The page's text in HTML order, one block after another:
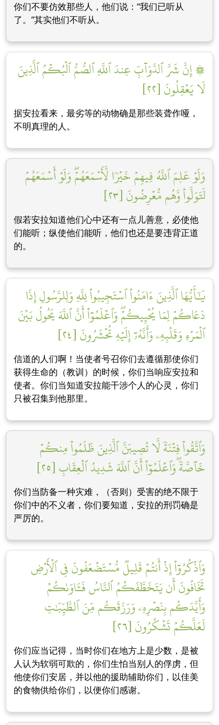
你们不要仿效那些人，他们说：“我们已听从
了。”其实他们不听从。
۞ إِنَّ شَرَّ ٱلدَّوَآبِّ عِندَ ٱللَّهِ ٱلصُّمُّ ٱلۡبُكۡمُ ٱلَّذِينَ
لَا يَعۡقِلُونَ [٢٢]
据安拉看来，最劣等的动物确是那些装聋作哑，
不明真理的人。
وَلَوۡ عَلِمَ ٱللَّهُ فِيهِمۡ خَيۡرٗا لَّأَسۡمَعَهُمۡۖ وَلَوۡ أَسۡمَعَهُمۡ
لَتَوَلَّواْ وَّهُم مُّعۡرِضُونَ [٢٣]
假若安拉知道他们心中还有一点儿善意，必使他
们能听；纵使他们能听，他们也还是要违背正道
的。
يَٰٓأَيُّهَا ٱلَّذِينَ ءَامَنُواْ ٱسۡتَجِيبُواْ لِلَّهِ وَلِلرَّسُولِ إِذَا
دَعَاكُمۡ لِمَا يُحۡيِيكُمۡۖ وَٱعۡلَمُوٓاْ أَنَّ ٱللَّهَ يَحُولُ بَيۡنَ
ٱلۡمَرۡءِ وَقَلۡبِهِۦ وَأَنَّهُۥٓ إِلَيۡهِ تُحۡشَرُونَ [٢٤]
信道的人们啊！当使者号召你们去遵循那使你们
获得生命的（教训）的时候，你们当响应安拉和
使者。你们当知道安拉能干涉个人的心灵，你们
只被召集到他那里。
وَٱتَّقُواْ فِتۡنَةٗ لَّا تُصِيبَنَّ ٱلَّذِينَ ظَلَمُواْ مِنكُمۡ
خَآصَّةٗۖ وَٱعۡلَمُوٓاْ أَنَّ ٱللَّهَ شَدِيدُ ٱلۡعِقَابِ [٢٥]
你们当防备一种灾难，（否则）受害的绝不限于
你们中的不义者，你们要知道，安拉的刑罚确是
严厉的。
وَٱذۡكُرُوٓاْ إِذۡ أَنتُمۡ قَلِيلٞ مُّسۡتَضۡعَفُونَ فِي ٱلۡأَرۡضِ
تَخَافُونَ أَن يَتَخَطَّفَكُمُ ٱلنَّاسُ فَـَٔاوَىٰكُمۡ
وَأَيَّدَكُم بِنَصۡرِهِۦ وَرَزَقَكُم مِّنَ ٱلطَّيِّبَٰتِ
لَعَلَّكُمۡ تَشۡكُرُونَ [٢٦]
你们应当记得，当时你们在地方上是少数，是被
人认为软弱可欺的，你们生怕当别人的俘虏，但
他使你们安居，并以他的援助辅助你们，以佳美
的食物供给你们，以便你们感谢。